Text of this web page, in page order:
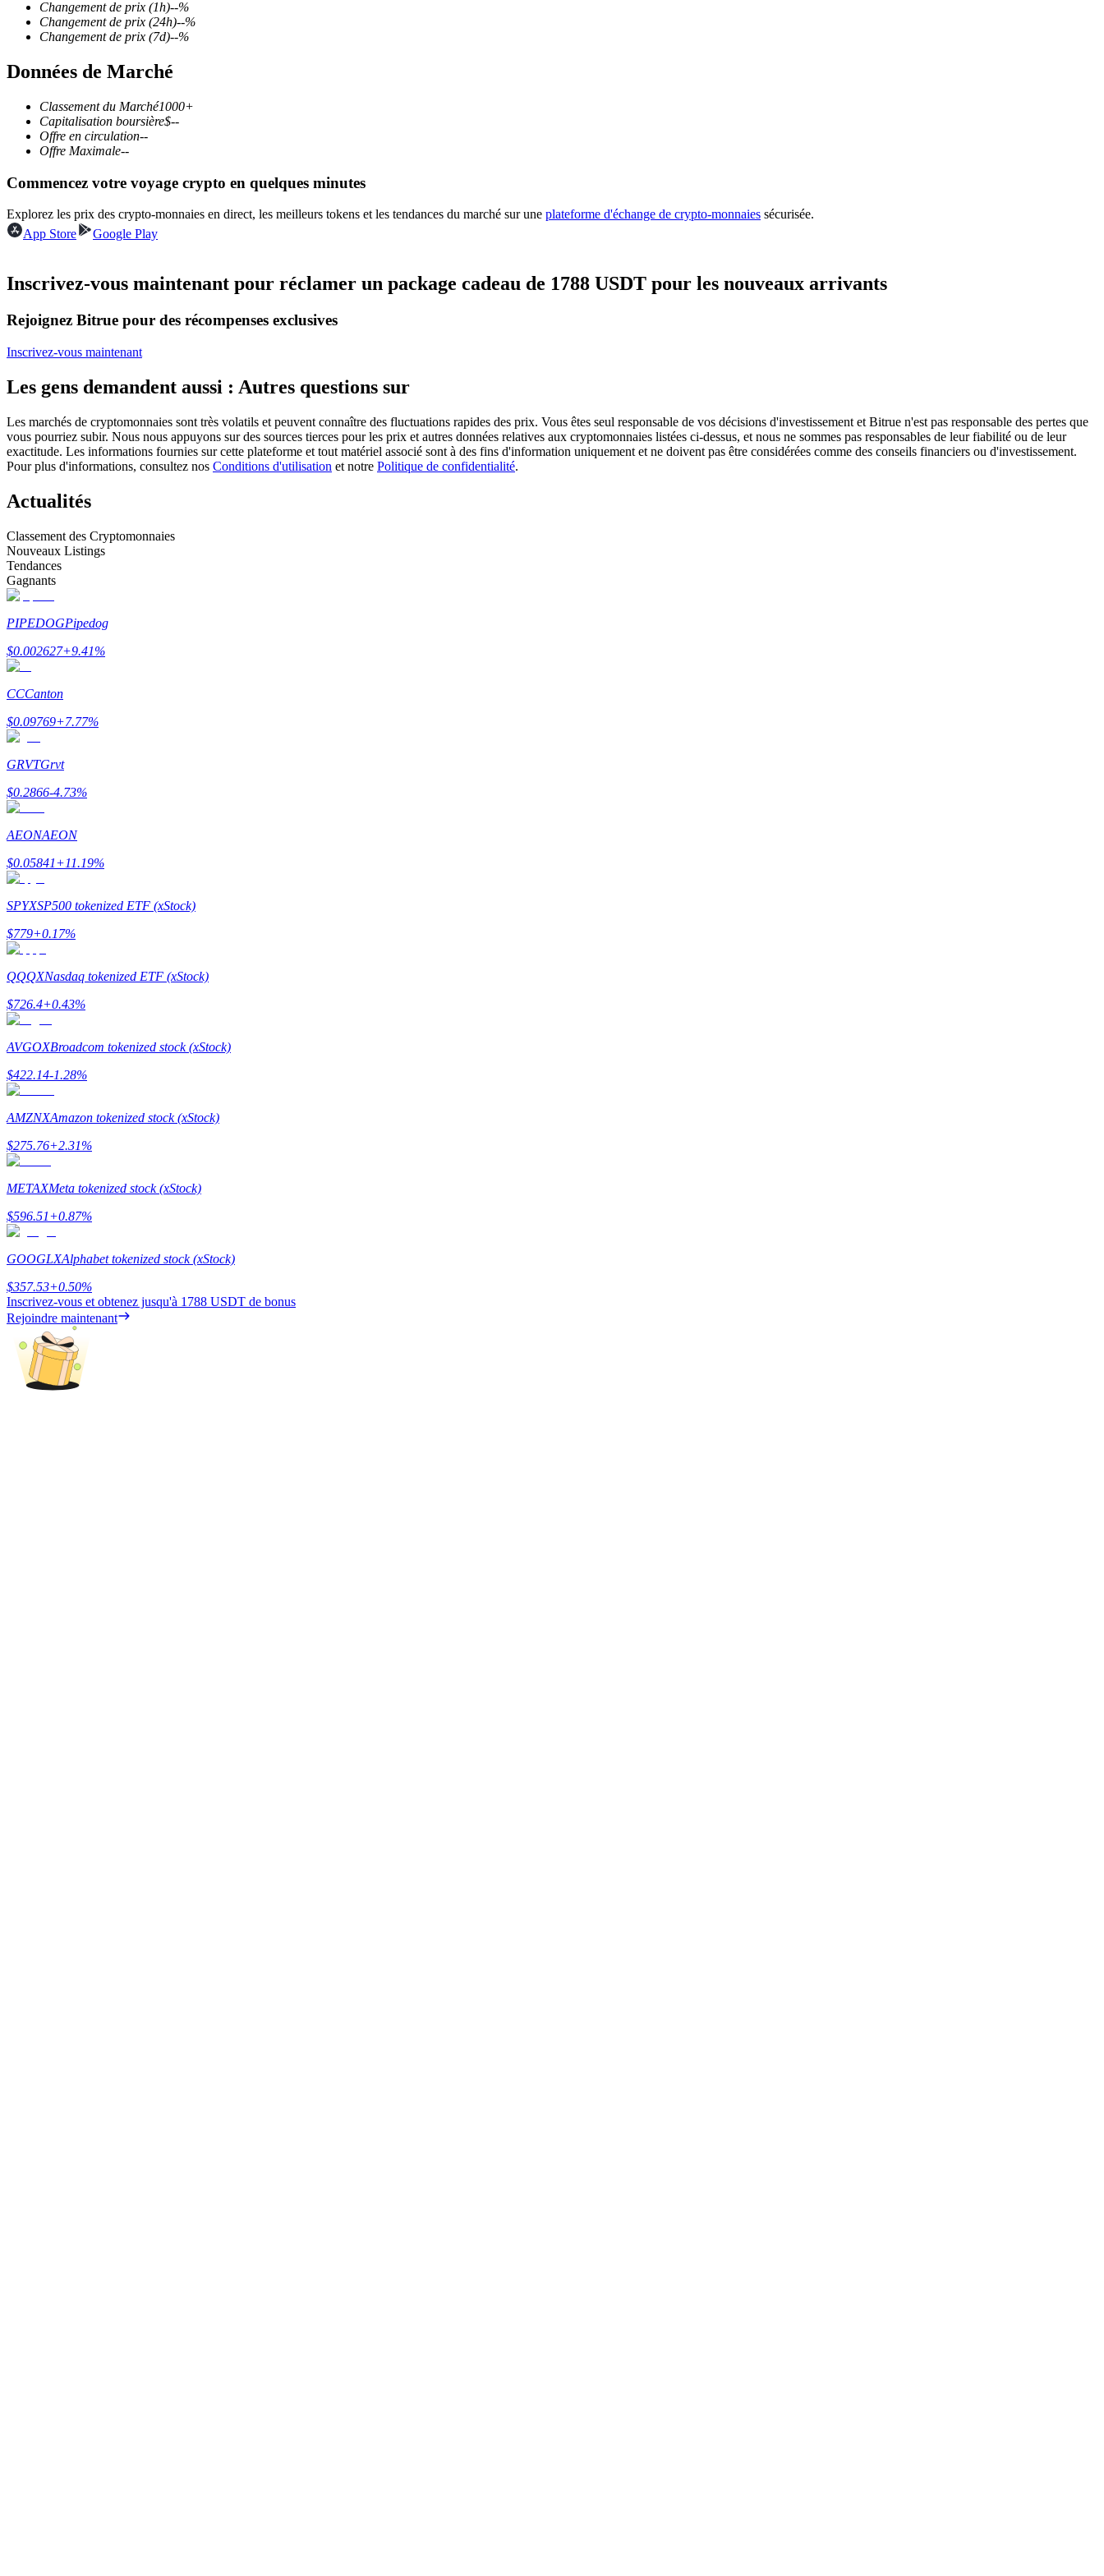
Futures COIN-M
Contrats à terme sur crypto-monnaie
TradFi
Produits dérivés sur actions, forex, métaux précieux et matières premières
Futures USDC
Futures utilisant l'USDC comme garantie
Copie de Trading
Rejoignez les meilleurs traders
Information
Analyse de mégadonnées, y compris des informations commerciales, etc.
Guide
Guide de démarrage des contrats à terme
Stratégies de trading
Apprenez à rester rentable
Changement de prix (1h)--%
Changement de prix (24h)--%
Changement de prix (7d)--%
Données de Marché
Classement du Marché1000+
Capitalisation boursière$--
Offre en circulation--
Offre Maximale--
Commencez votre voyage crypto en quelques minutes
Explorez les prix des crypto-monnaies en direct, les meilleurs tokens et les tendances du marché sur une plateforme d'échange de crypto-monnaies sécurisée.
App Store
Google Play
Inscrivez-vous maintenant pour réclamer un package cadeau de 1788 USDT pour les nouveaux arrivants
Rejoignez Bitrue pour des récompenses exclusives
Inscrivez-vous maintenant
Les gens demandent aussi : Autres questions sur
Les marchés de cryptomonnaies sont très volatils et peuvent connaître des fluctuations rapides des prix. Vous êtes seul responsable de vos décisions d'investissement et Bitrue n'est pas responsable des pertes que
vous pourriez subir. Nous nous appuyons sur des sources tierces pour les prix et autres données relatives aux cryptomonnaies listées ci-dessus, et nous ne sommes pas responsables de leur fiabilité ou de leur
exactitude. Les informations fournies sur cette plateforme et tout matériel associé sont à des fins d'information uniquement et ne doivent pas être considérées comme des conseils financiers ou d'investissement.
Pour plus d'informations, consultez nos Conditions d'utilisation et notre Politique de confidentialité.
Actualités
Classement des Cryptomonnaies
Nouveaux Listings
Tendances
Gagnants
PIPEDOGPipedog
$0.002627+9.41%
CCCanton
$0.09769+7.77%
GRVTGrvt
$0.2866-4.73%
AEONAEON
$0.05841+11.19%
SPYXSP500 tokenized ETF (xStock)
$779+0.17%
QQQXNasdaq tokenized ETF (xStock)
$726.4+0.43%
AVGOXBroadcom tokenized stock (xStock)
$422.14-1.28%
AMZNXAmazon tokenized stock (xStock)
$275.76+2.31%
METAXMeta tokenized stock (xStock)
$596.51+0.87%
GOOGLXAlphabet tokenized stock (xStock)
$357.53+0.50%
Inscrivez-vous et obtenez jusqu'à 1788 USDT de bonus
Rejoindre maintenant